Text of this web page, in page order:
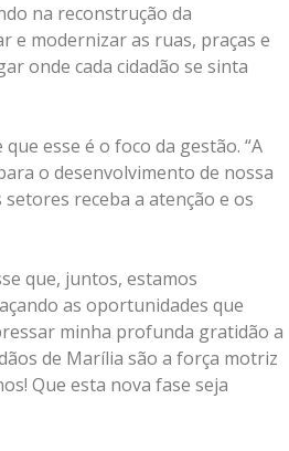
na reconstrução da
e modernizar as ruas, praças e
onde cada cidadão se sinta
esse é o foco da gestão. “A
o desenvolvimento de nossa
receba a atenção e os
que, juntos, estamos
as oportunidades que
minha profunda gratidão a
de Marília são a força motriz
Que esta nova fase seja